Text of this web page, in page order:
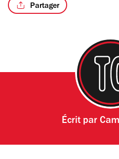
Partager
Écrit par